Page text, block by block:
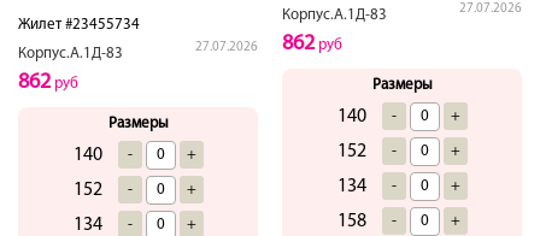
Жилет #23455734
Корпус.А.1Д-83
27.07.2026
862руб
Размеры
140 - +
152 - +
134 - +
Корпус.А.1Д-83
27.07.2026
862руб
Размеры
140 - +
152 - +
134 - +
158 - +